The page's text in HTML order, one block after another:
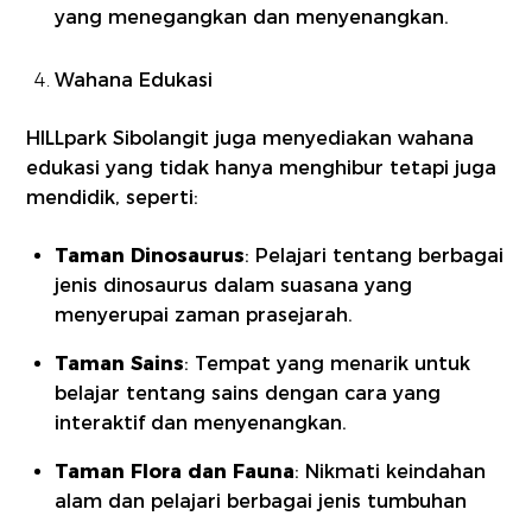
yang menegangkan dan menyenangkan.
Wahana Edukasi
HILLpark Sibolangit juga menyediakan wahana
edukasi yang tidak hanya menghibur tetapi juga
mendidik, seperti:
Taman Dinosaurus: Pelajari tentang berbagai
jenis dinosaurus dalam suasana yang
menyerupai zaman prasejarah.
Taman Sains: Tempat yang menarik untuk
belajar tentang sains dengan cara yang
interaktif dan menyenangkan.
Taman Flora dan Fauna: Nikmati keindahan
alam dan pelajari berbagai jenis tumbuhan